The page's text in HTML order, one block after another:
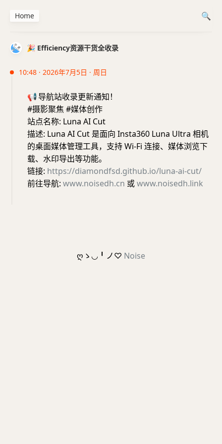
🎉 Efficiency资源干货全收录
10:48 · 2026年7月5日 · 周日
📢导航站收录更新通知！
#摄影聚焦 #媒体创作
站点名称: Luna AI Cut
描述: Luna AI Cut 是面向 Insta360 Luna Ultra 相机
的桌面媒体管理工具，支持 Wi-Fi 连接、媒体浏览下
载、水印导出等功能。
链接: https://diamondfsd.github.io/luna-ai-cut/
前往导航: www.noisedh.cn 或www.noisedh.link
Home
ღゝ◡╹ノ♡ Noise